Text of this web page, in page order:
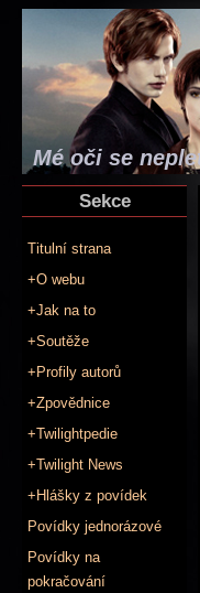
Mé oči se
Sekce
Titulní strana
+O webu
+Jak na to
+Soutěže
+Profily autorů
+Zpovědnice
+Twilightpedie
+Twilight News
+Hlášky z povídek
Povídky jednorázové
Povídky na
pokračování